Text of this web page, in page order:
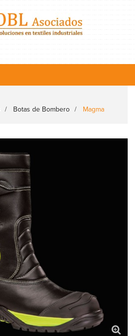
> Botas de Bombero > Magma